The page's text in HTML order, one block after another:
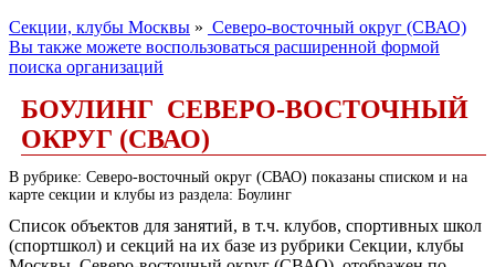
Секции, клубы Москвы » Северо-восточный округ (СВАО)
Вы также можете воспользоваться расширенной формой
поиска организаций
БОУЛИНГ СЕВЕРО-ВОСТОЧНЫЙ
ОКРУГ (СВАО)
В рубрике: Северо-восточный округ (СВАО) показаны списком и на
карте секции и клубы из раздела: Боулинг
Список объектов для занятий, в т.ч. клубов, спортивных школ
(спортшкол) и секций на их базе из рубрики Секции, клубы